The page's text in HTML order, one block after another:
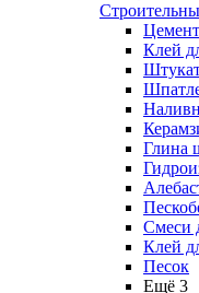
Цемент
Клей
Глина
Смеси
Клей
Песок
Ещё 3